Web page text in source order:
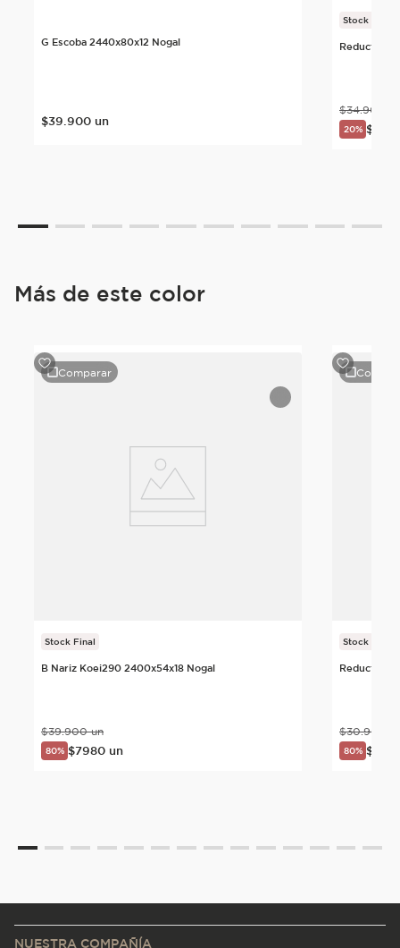
G Escoba 2440x80x12 Nogal
$39.900 un
Stock Final
Reductor
$34.900
20% $
Más de este color
Comparar
Stock Final
B Nariz Koei290 2400x54x18 Nogal
$39.900 un
80% $7980 un
Stock Final
Reductor
$30.900
80% $
NUESTRA COMPAÑÍA